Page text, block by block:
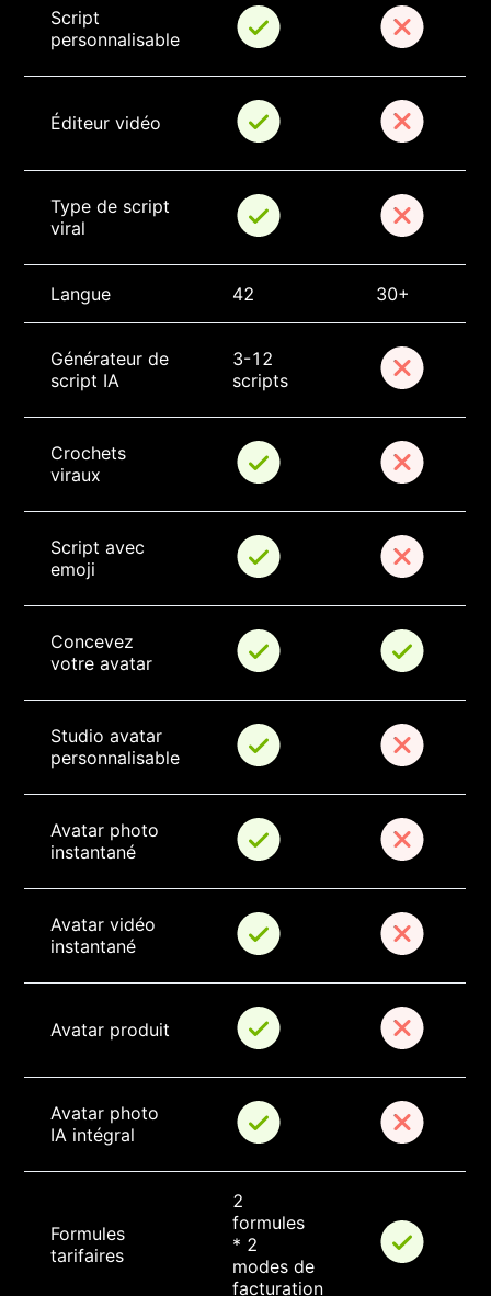
Script
personnalisable
Éditeur vidéo
Type de script
viral
Langue 42 30+
Générateur de
script IA
3-12
scripts
Crochets
viraux
Script avec
emoji
Concevez
votre avatar
Studio avatar
personnalisable
Avatar photo
instantané
Avatar vidéo
instantané
Avatar produit
Avatar photo
IA intégral
Formules
tarifaires
2
formules
* 2
modes de
facturation